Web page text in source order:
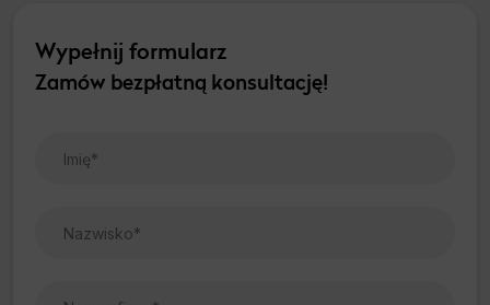
Wypełnij formularz
Zamów bezpłatną konsultację!